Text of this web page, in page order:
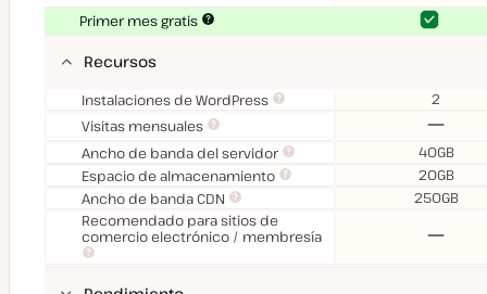
Primer mes gratis
SíSí
Recursos
Instalaciones de WordPress 2
Visitas mensuales
Ancho de banda del servidor
40GB
Espacio de almacenamiento
20GB
Ancho de banda CDN
250GB
Recomendado para sitios de
comercio electrónico / membresía